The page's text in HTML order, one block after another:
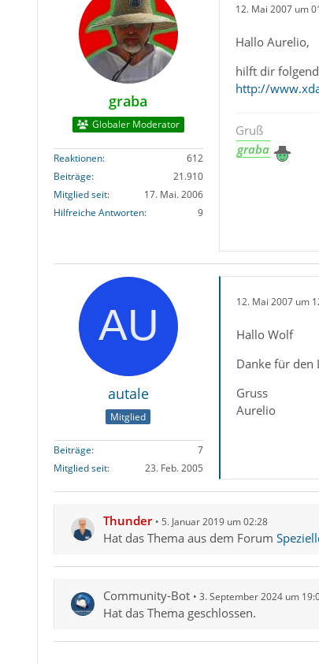
graba
Globaler Moderator
Reaktionen
612
Beiträge
21.910
Mitglied seit
17. Mai. 2006
Hilfreiche Antworten
9
12. Mai 2007 um
Hallo Aurelio,
hilft dir
http://
Gruß
graba
autale
Mitglied
Beiträge
7
Mitglied seit
23. Feb. 2005
12. Mai 2007 um
Hallo Wolf
Danke für den
Gruss
Aurelio
Thunder 5. Januar 2019 um 02:28
Hat das Thema aus dem Forum
Community-Bot 3. September 2024 um
Hat das Thema geschlossen.